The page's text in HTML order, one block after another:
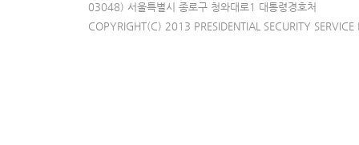
03048) 서울특별시 종로구 청와대로1 대통령경호처
COPYRIGHT(C) 2013 PRESIDENTIAL SECURITY